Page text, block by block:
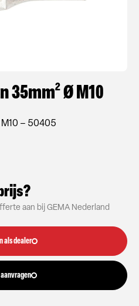
35mm² Ø M10
– 50405
aan bij GEMA Nederland
als dealer